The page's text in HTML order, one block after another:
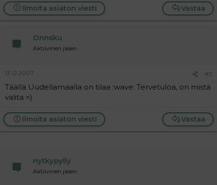
a
Vastaa
Ilmoita asiaton viesti
Onnsku
Aktiivinen jäsen
13.12.2007 #2
Täällä Uudellamaalla on tilaa :wave: Tervetuloa, on mistä
valita =)
Vastaa
Ilmoita asiaton viesti
nytkypylly
Aktiivinen jäsen